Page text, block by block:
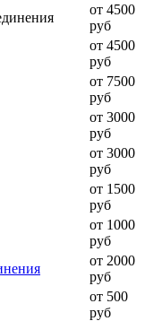
от 4500
руб
от 4500
руб
от 7500
руб
от 3000
руб
от 3000
руб
от 1500
руб
от 1000
руб
от 2000
руб
от 500
руб